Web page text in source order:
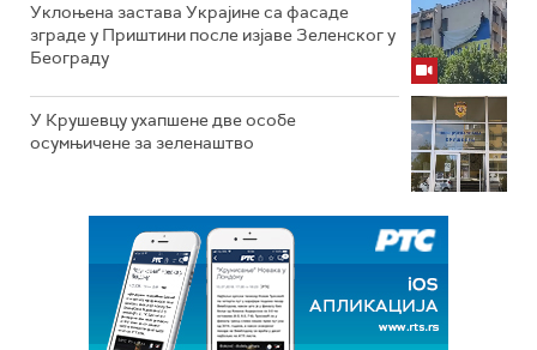
Уклоњена застава Украјине са фасаде
зграде у Приштини после изјаве Зеленског у
Београду
У Крушевцу ухапшене две особе
осумњичене за зеленаштво